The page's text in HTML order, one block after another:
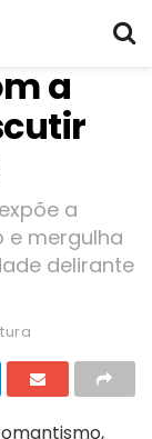
a
a
e mergulha
delirante